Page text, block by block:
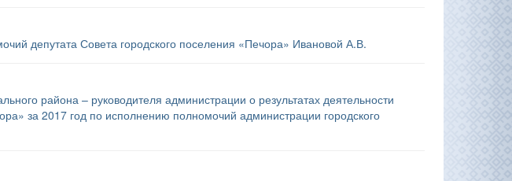
депутата Совета городского поселения «Печора» Ивановой А.В.
района – руководителя администрации о результатах деятельности
за 2017 год по исполнению полномочий администрации городского